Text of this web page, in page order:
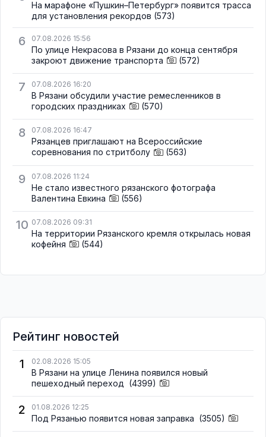
На марафоне «Пушкин–Петербург» появится трасса
для установления рекордов (573)
6 07.08.2026 15:56
По улице Некрасова в Рязани до конца сентября
закроют движение транспорта
(572)
7 07.08.2026 16:20
В Рязани обсудили участие ремесленников в
городских праздниках
(570)
8 07.08.2026 16:47
Рязанцев приглашают на Всероссийские
соревнования по стритболу
(563)
9 07.08.2026 11:24
Не стало известного рязанского фотографа
Валентина Евкина
(556)
10 07.08.2026 09:31
На территории Рязанского кремля открылась новая
кофейня
(544)
Рейтинг новостей
1
02.08.2026 15:05
В Рязани на улице Ленина появился новый
пешеходный переход (4399)
2 01.08.2026 12:25
Под Рязанью появится новая заправка (3505)